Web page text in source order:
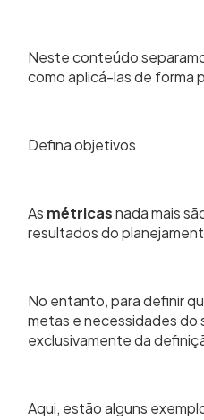
Neste conteúdo
como aplicá-las de forma
Defina objetivos
As métricasnada mais
resultados do
No entanto, para definir
metas e necessidades
exclusivamente da
Aqui, estão alguns